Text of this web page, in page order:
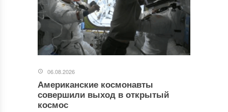
06.08.2026
Американские космонавты
совершили выход в открытый
космос